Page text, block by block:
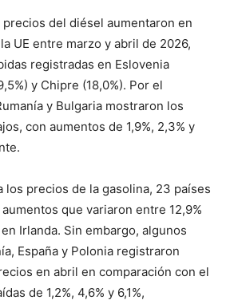
del diésel aumentaron en
UE entre marzo y abril de 2026,
registradas en Eslovenia
y Chipre (18,0%). Por el
y Bulgaria mostraron los
con aumentos de 1,9%, 2,3% y
los precios de la gasolina, 23 países
que variaron entre 12,9%
Irlanda. Sin embargo, algunos
España y Polonia registraron
en abril en comparación con el
de 1,2%, 4,6% y 6,1%,